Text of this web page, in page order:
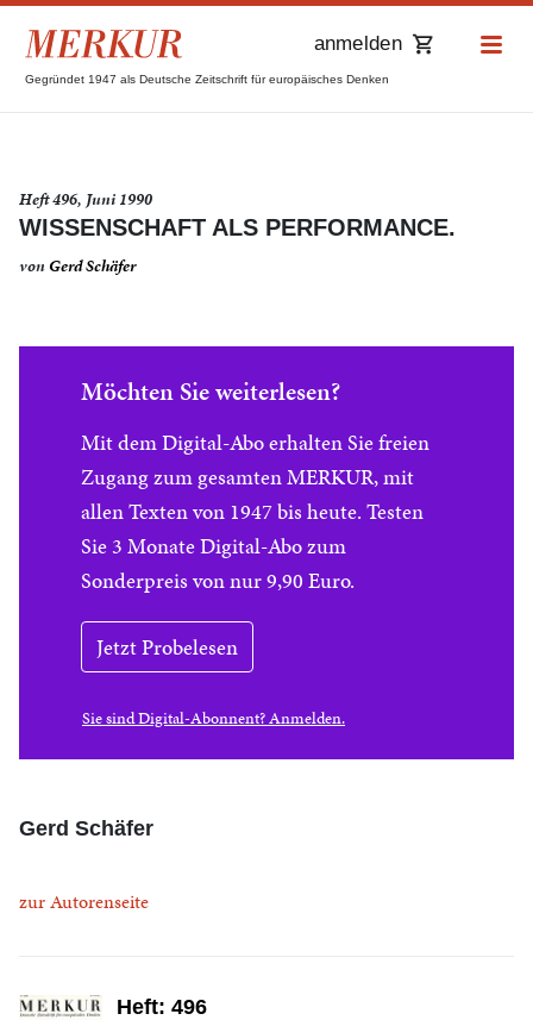
Gegründet 1947 als Deutsche Zeitschrift für europäisches Denken
anmelden
Heft 496, Juni 1990
WISSENSCHAFT ALS PERFORMANCE.
vonGerd Schäfer
Möchten Sie weiterlesen?
Mit dem Digital-Abo erhalten Sie freien
Zugang zum gesamten MERKUR, mit
allen Texten von 1947 bis heute. Testen
Sie 3 Monate Digital-Abo zum
Sonderpreis von nur 9,90 Euro.
Jetzt Probelesen
Sie sind Digital-Abonnent? Anmelden.
Gerd Schäfer
zur Autorenseite
Heft: 496